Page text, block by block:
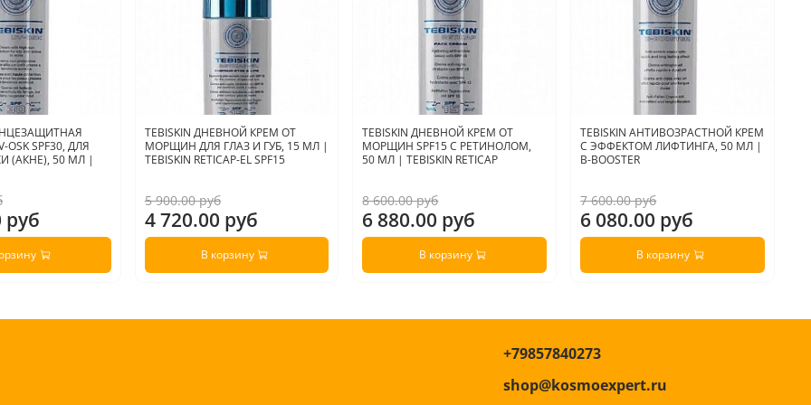
SPF30, ДЛЯ
(АКНЕ), 50 МЛ |
руб
TEBISKIN ДНЕВНОЙ КРЕМ ОТ
МОРЩИН ДЛЯ ГЛАЗ И ГУБ, 15 МЛ |
TEBISKIN RETICAP-EL SPF15
5 900.00 руб
4 720.00 руб
В корзину
TEBISKIN ДНЕВНОЙ КРЕМ ОТ
МОРЩИН SPF15 С РЕТИНОЛОМ,
50 МЛ | TEBISKIN RETICAP
8 600.00 руб
6 880.00 руб
В корзину
TEBISKIN АНТИВОЗРАСТНОЙ КРЕМ
С ЭФФЕКТОМ ЛИФТИНГА, 50 МЛ |
B-BOOSTER
7 600.00 руб
6 080.00 руб
В корзину
+79857840273
shop@kosmoexpert.ru